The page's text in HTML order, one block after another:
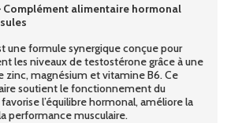
Complément alimentaire hormonal
une formule synergique conçue pour
les niveaux de testostérone grâce à une
zinc, magnésium et vitamine B6. Ce
soutient le fonctionnement du
l’équilibre hormonal, améliore la
performance musculaire.